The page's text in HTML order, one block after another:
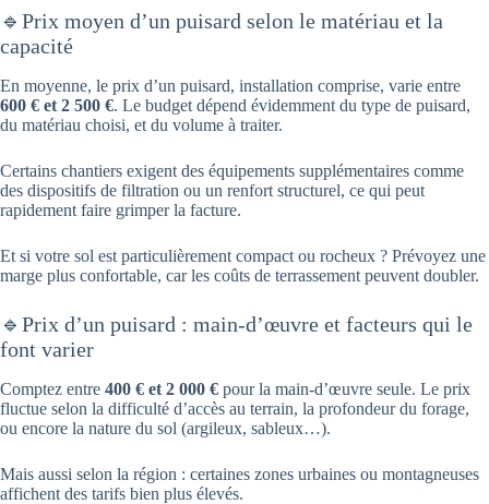
🔹Prix moyen d’un puisard selon le matériau et la
capacité
En moyenne, le prix d’un puisard​, installation comprise, varie entre
600 € et 2 500 €. Le budget dépend évidemment du type de puisard,
du matériau choisi, et du volume à traiter.
Certains chantiers exigent des équipements supplémentaires comme
des dispositifs de filtration ou un renfort structurel, ce qui peut
rapidement faire grimper la facture.
Et si votre sol est particulièrement compact ou rocheux ? Prévoyez une
marge plus confortable, car les coûts de terrassement peuvent doubler.
🔹Prix d’un puisard : main-d’œuvre et facteurs qui le
font varier
Comptez entre 400 € et 2 000 € pour la main-d’œuvre seule. Le prix
fluctue selon la difficulté d’accès au terrain, la profondeur du forage,
ou encore la nature du sol (argileux, sableux…).
Mais aussi selon la région : certaines zones urbaines ou montagneuses
affichent des tarifs bien plus élevés.